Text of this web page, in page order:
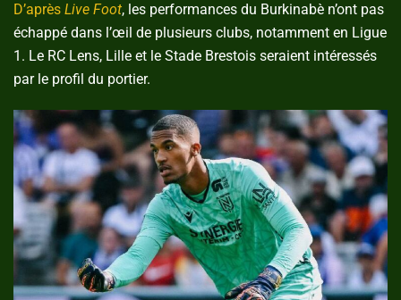
D’après Live Foot, les performances du Burkinabè n’ont pas
échappé dans l’œil de plusieurs clubs, notamment en Ligue
1. Le RC Lens, Lille et le Stade Brestois seraient intéressés
par le profil du portier.